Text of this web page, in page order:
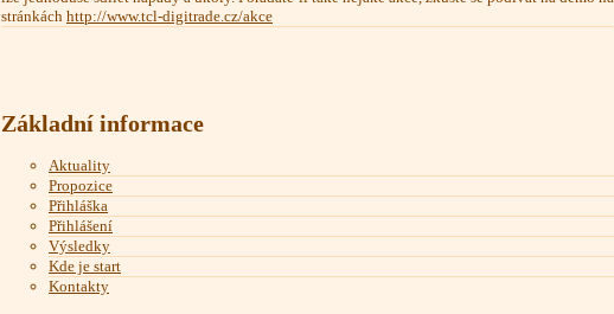
stránkách http://www.tcl-digitrade.cz/akce
Základní informace
Aktuality
Propozice
Přihláška
Přihlášení
Výsledky
Kde je start
Kontakty